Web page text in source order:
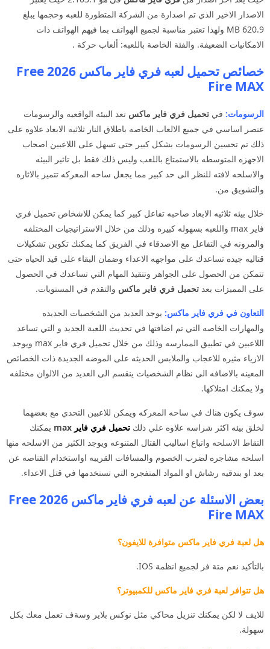
الاصدار الاخير الذي تم اصدارة من الشركة المتطورة للعبه وحجمها يبلغ
620.9 MB ولهذا تعتبر مناسبة لجميع الهواتف بما فيهم الهواتف ذات
الامكانيات الضعيفة. والفئة الخاصة باللعبه: ألعاب حركة .
خصائص تحميل لعبه فري فاير ماكس 2026 Free
Fire MAX
الرسومات: في تحميل فري فاير ماكس تعد البيئه الواقعيه والرسومات
عنصر اساسي في جميع الالعاب الخاصه باطلاق النار ثلاثيه الابعاد علاوه على
ذلك تم تحسين الرسومات بشكل كبير حتى تسهل على اللاعبين اصحاب
الاجهزه المتوسطه بالاستمتاع باللعب وليس ذلك فقط بل تاثير البيئه
والاسلحه لافته للنظر الى حد كبير مما يجعل ساحه المعركه تتميز بالاثاره
والتشويق من.
خلال بيئه ثلاثيه الابعاد صاحبه تفاعل كبير كما يمكن للاشخاص تحميل فري
فاير max واللعبه بسهوله كبيره وذلك من خلال الاستراتيجيات المختلفه
والمرونه في التفاعل مع الاصدقاء في الفريق كما يمكنك تكوين تشكيلات
قتاليه جيده تساعدك على مواجهه الاعداء وضمان البقاء على قيد الحياه حتى
تتمكن من الحصول على الجواهر وتتقيذ المهام التي تساعدك في الحصول
على المميزات بعد تحميل فري فاير ماكس والتقدم في المستويات.
التعاون في فري فاير ماكس: يوجد العديد من الشخصيات الجديده
والمهارات الخاصه التي تم اضافتها في تحديث اللعبة الجديد و التي تساعد
اللاعبين في تطبيق الممارسه وذلك من خلال تحميل فري فاير max ويوجد
الازياء مثيره للاعجاب والملابس الحديثه على الموضه الجديدة ذات الخصائص
المعينه بالاضافه الى نظام الشخصيات ينقسم الى العديد من الالوان مختلفه
ولا يمكنك امتلاكها.
سوف يكون هناك في ساحه المعركه ويمكن للاعبين التحدي مع بعضهما
لخلق بيئه اكثر شراسه علاوه علي ذلك تحميل فري فاير
يمكنك
التقاط الاسلحه واتباع اساليب القتال المتنوعه ويوجد الكثير من الاسلحه منها
اسلحه مشاجره لضرب الخصوم والمسافات القريبه اواستخدام القناصه عن
بعد او بندقيه رشاش او المواد المتفجره التي تستخدمها في قتل الاعداء.
بعض الاسئلة عن لعبه فري فاير ماكس 2026 Free
Fire MAX
هل لعبة فري فاير ماكس متوافرة للايفون؟
بالتأكيد نعم متة فر لجميع انظمة IOS.
هل تتوافر لعبة فري فاير ماكس للكمبيوتر؟
للايف لا لكن يمكنك تنزيل محاكي مثل نوكس بلاير وسةف تعمل معك بكل
سهولة.